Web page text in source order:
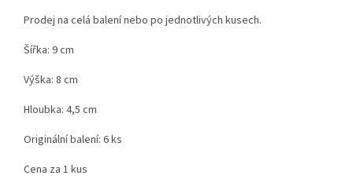
Prodej na celá balení nebo po jednotlivých kusech.
Šířka: 9 cm
Výška: 8 cm
Hloubka: 4,5 cm
Originální balení: 6 ks
Cena za 1 kus